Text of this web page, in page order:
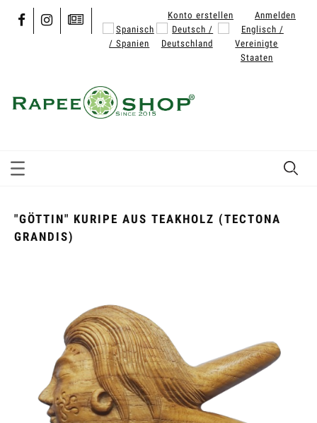
Konto erstellen Anmelden
"GÖTTIN" KURIPE AUS TEAKHOLZ (TECTONA
GRANDIS)